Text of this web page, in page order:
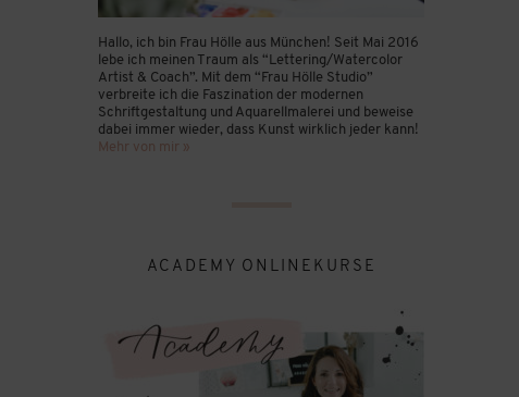
Hallo, ich bin Frau Hölle aus München! Seit Mai 2016
lebe ich meinen Traum als “Lettering/Watercolor
Artist & Coach”. Mit dem “Frau Hölle Studio”
verbreite ich die Faszination der modernen
Schriftgestaltung und Aquarellmalerei und beweise
dabei immer wieder, dass Kunst wirklich jeder kann!
Mehr von mir »
ACADEMY ONLINEKURSE